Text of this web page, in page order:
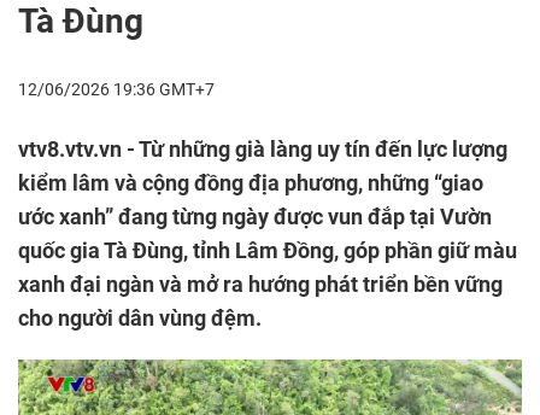
Tà Đùng
12/06/2026 19:36 GMT+7
vtv8.vtv.vn - Từ những già làng uy tín đến lực lượng
kiểm lâm và cộng đồng địa phương, những “giao
ước xanh” đang từng ngày được vun đắp tại Vườn
quốc gia Tà Đùng, tỉnh Lâm Đồng, góp phần giữ màu
xanh đại ngàn và mở ra hướng phát triển bền vững
cho người dân vùng đệm.